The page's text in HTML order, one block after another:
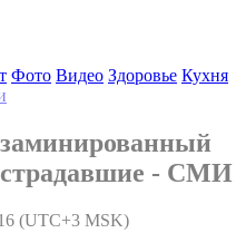
Фото Видео Здоровье Кухня
- СМИ
(UTC+3 MSK)